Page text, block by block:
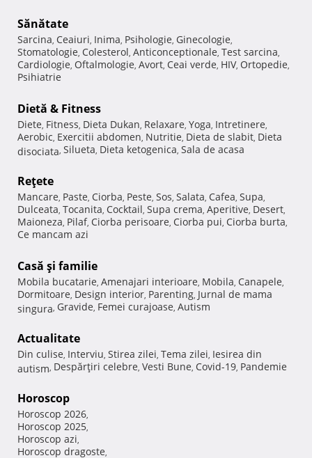
Sănătate
Sarcina, Ceaiuri, Inima, Psihologie, Ginecologie,
Stomatologie, Colesterol, Anticonceptionale, Test sarcina,
Cardiologie, Oftalmologie, Avort, Ceai verde, HIV, Ortopedie,
Psihiatrie
Dietă & Fitness
Diete, Fitness, Dieta Dukan, Relaxare, Yoga, Intretinere,
Aerobic, Exercitii abdomen, Nutritie, Dieta de slabit, Dieta
disociata, Silueta, Dieta ketogenica, Sala de acasa
Reţete
Mancare, Paste, Ciorba, Peste, Sos, Salata, Cafea, Supa,
Dulceata, Tocanita, Cocktail, Supa crema, Aperitive, Desert,
Maioneza, Pilaf, Ciorba perisoare, Ciorba pui, Ciorba burta,
Ce mancam azi
Casă şi familie
Mobila bucatarie, Amenajari interioare, Mobila, Canapele,
Dormitoare, Design interior, Parenting, Jurnal de mama
singura, Gravide, Femei curajoase, Autism
Actualitate
Din culise, Interviu, Stirea zilei, Tema zilei, Iesirea din
autism, Despărţiri celebre, Vesti Bune, Covid-19, Pandemie
Horoscop
Horoscop 2026,
Horoscop 2025,
Horoscop azi,
Horoscop dragoste,